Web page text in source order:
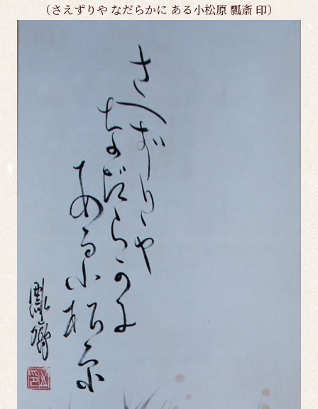
（さえずりや なだらかに ある小松原 瓢斎 印）